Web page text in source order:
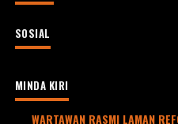
SOSIAL
MINDA KIRI
WARTAWAN RASMI LAMAN